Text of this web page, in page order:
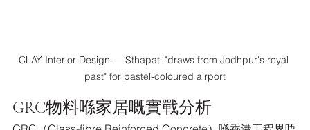
CLAY Interior Design — Sthapati "draws from Jodhpur's royal
past" for pastel-coloured airport
GRC物料喺家居嘅實戰分析